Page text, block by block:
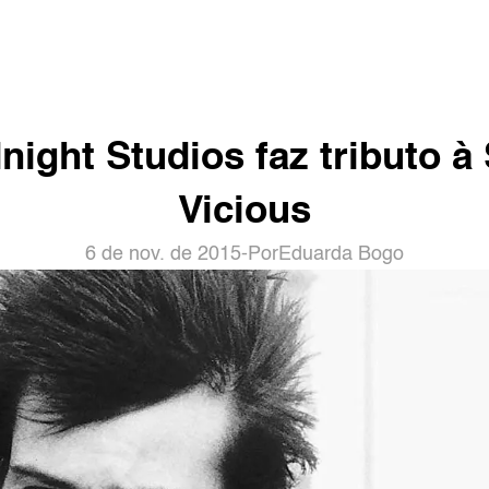
Studios faz tributo à
Vicious
6 de nov. de 2015- PorEduarda Bogo